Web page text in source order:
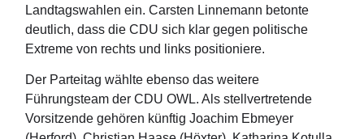
Landtagswahlen ein. Carsten Linnemann betonte
deutlich, dass die CDU sich klar gegen politische
Extreme von rechts und links positioniere.
Der Parteitag wählte ebenso das weitere
Führungsteam der CDU OWL. Als stellvertretende
Vorsitzende gehören künftig Joachim Ebmeyer